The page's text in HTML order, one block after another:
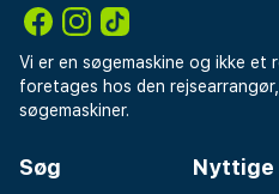
Vi er en søgemaskine og ikke et
foretages hos den
søgemaskiner.
Søg Nyttige